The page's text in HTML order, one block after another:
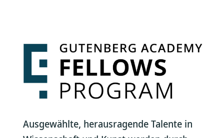
Ausgewählte, herausragende Talente in